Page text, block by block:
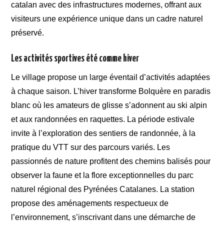
catalan avec des infrastructures modernes, offrant aux
visiteurs une expérience unique dans un cadre naturel
préservé.
Les activités sportives été comme hiver
Le village propose un large éventail d’activités adaptées
à chaque saison. L’hiver transforme Bolquère en paradis
blanc où les amateurs de glisse s’adonnent au ski alpin
et aux randonnées en raquettes. La période estivale
invite à l’exploration des sentiers de randonnée, à la
pratique du VTT sur des parcours variés. Les
passionnés de nature profitent des chemins balisés pour
observer la faune et la flore exceptionnelles du parc
naturel régional des Pyrénées Catalanes. La station
propose des aménagements respectueux de
l’environnement, s’inscrivant dans une démarche de